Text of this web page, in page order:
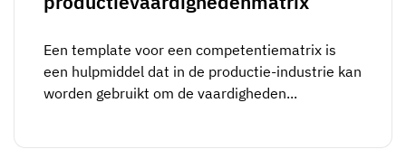
Een template voor een competentiematrix is
een hulpmiddel dat in de productie-industrie kan
worden gebruikt om de vaardigheden...